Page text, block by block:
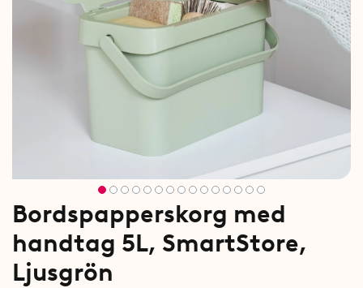
Bordspapperskorg med
handtag 5L, SmartStore,
Ljusgrön